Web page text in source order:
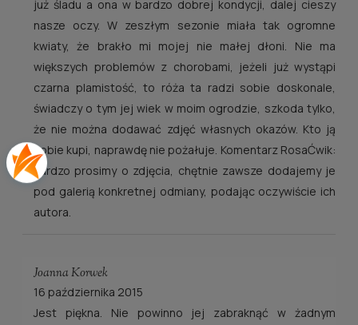
już śladu a ona w bardzo dobrej kondycji, dalej cieszy
nasze oczy. W zeszłym sezonie miała tak ogromne
kwiaty, że brakło mi mojej nie małej dłoni. Nie ma
większych problemów z chorobami, jeżeli już wystąpi
czarna plamistość, to róża ta radzi sobie doskonale,
świadczy o tym jej wiek w moim ogrodzie, szkoda tylko,
że nie można dodawać zdjęć własnych okazów. Kto ją
sobie kupi, naprawdę nie pożałuje. Komentarz RosaĆwik:
Bardzo prosimy o zdjęcia, chętnie zawsze dodajemy je
pod galerią konkretnej odmiany, podając oczywiście ich
autora.
Joanna Korwek
16 października 2015
Jest piękna. Nie powinno jej zabraknąć w żadnym